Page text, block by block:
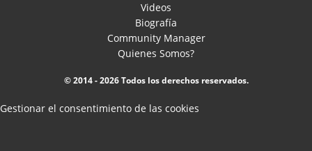
Videos
Biografía
Community Manager
Quienes Somos?
© 2014 - 2026 Todos los derechos reservados.
Gestionar el consentimiento de las cookies